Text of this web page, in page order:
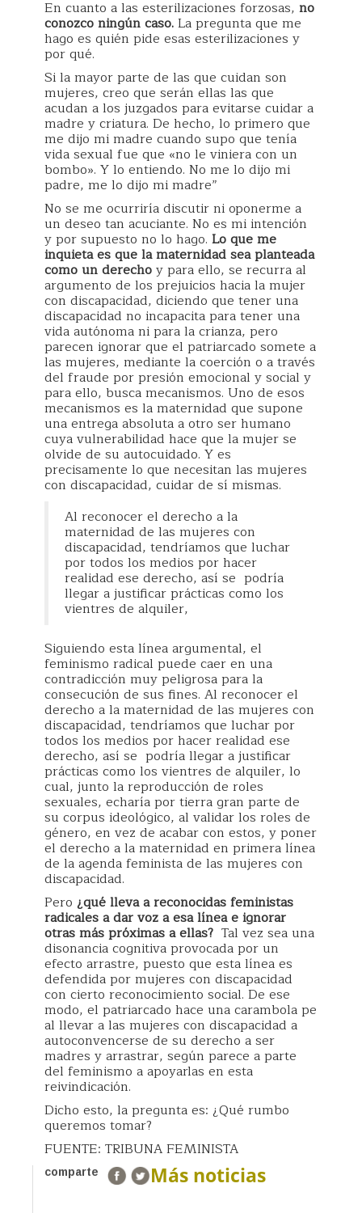
En cuanto a las esterilizaciones forzosas, no
conozco ningún caso.La pregunta que me
hago es quién pide esas esterilizaciones y
por qué.
Si la mayor parte de las que cuidan son
mujeres, creo que serán ellas las que
acudan a los juzgados para evitarse cuidar a
madre y criatura. De hecho, lo primero que
me dijo mi madre cuando supo que tenía
vida sexual fue que «no le viniera con un
bombo». Y lo entiendo. No me lo dijo mi
padre, me lo dijo mi madre”
No se me ocurriría discutir ni oponerme a
un deseo tan acuciante. No es mi intención
y por supuesto no lo hago. Lo que me
inquieta es que la maternidad sea planteada
como un derechoy para ello, se recurra al
argumento de los prejuicios hacia la mujer
con discapacidad, diciendo que tener una
discapacidad no incapacita para tener una
vida autónoma ni para la crianza, pero
parecen ignorar que el patriarcado somete a
las mujeres, mediante la coerción o a través
del fraude por presión emocional y social y
para ello, busca mecanismos. Uno de esos
mecanismos es la maternidad que supone
una entrega absoluta a otro ser humano
cuya vulnerabilidad hace que la mujer se
olvide de su autocuidado. Y es
precisamente lo que necesitan las mujeres
con discapacidad, cuidar de sí mismas.
Al reconocer el derecho a la
maternidad de las mujeres con
discapacidad, tendríamos que luchar
por todos los medios por hacer
realidad ese derecho, así se podría
llegar a justificar prácticas como los
vientres de alquiler,
Siguiendo esta línea argumental, el
feminismo radical puede caer en una
contradicción muy peligrosa para la
consecución de sus fines. Al reconocer el
derecho a la maternidad de las mujeres con
discapacidad, tendríamos que luchar por
todos los medios por hacer realidad ese
derecho, así se podría llegar a justificar
prácticas como los vientres de alquiler, lo
cual, junto la reproducción de roles
sexuales, echaría por tierra gran parte de
su corpus ideológico, al validar los roles de
género, en vez de acabar con estos, y poner
el derecho a la maternidad en primera línea
de la agenda feminista de las mujeres con
discapacidad.
Pero ¿qué lleva a reconocidas feministas
radicales a dar voz a esa línea e ignorar
otras más próximas a ellas? Tal vez sea una
disonancia cognitiva provocada por un
efecto arrastre, puesto que esta línea es
defendida por mujeres con discapacidad
con cierto reconocimiento social. De ese
modo, el patriarcado hace una carambola pe
al llevar a las mujeres con discapacidad a
autoconvencerse de su derecho a ser
madres y arrastrar, según parece a parte
del feminismo a apoyarlas en esta
reivindicación.
Dicho esto, la pregunta es: ¿Qué rumbo
queremos tomar?
FUENTE: TRIBUNA FEMINISTA
comparte Más noticias